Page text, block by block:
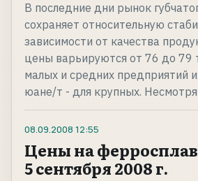
В последние дни рынок
сохраняет относительную
зависимости от качества
цены варьируются от 76 до 79
малых и средних предприятий
юане/т - для крупных. Несмотря
08.09.2008 12:55
Цены на
5 сентября 2008 г.